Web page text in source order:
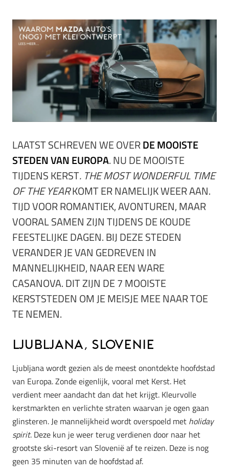
LAATST SCHREVEN WE OVERDE MOOISTE
STEDEN VAN EUROPA. NU DE MOOISTE
TIJDENS KERST. THE MOST WONDERFUL TIME
OF THE YEARKOMT ER NAMELIJK WEER AAN.
TIJD VOOR ROMANTIEK, AVONTUREN, MAAR
VOORAL SAMEN ZIJN TIJDENS DE KOUDE
FEESTELIJKE DAGEN. BIJ DEZE STEDEN
VERANDER JE VAN GEDREVEN IN
MANNELIJKHEID, NAAR EEN WARE
CASANOVA. DIT ZIJN DE 7 MOOISTE
KERSTSTEDEN OM JE MEISJE MEE NAAR TOE
TE NEMEN.
Ljubljana, Slovenie
Ljubljana wordt gezien als de meest onontdekte hoofdstad
van Europa. Zonde eigenlijk, vooral met Kerst. Het
verdient meer aandacht dan dat het krijgt. Kleurvolle
kerstmarkten en verlichte straten waarvan je ogen gaan
glinsteren. Je mannelijkheid wordt overspoeld met holiday
spirit. Deze kun je weer terug verdienen door naar het
grootste ski-resort van Slovenië af te reizen. Deze is nog
geen 35 minuten van de hoofdstad af.